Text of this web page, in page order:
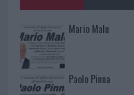
Mario Malu
Paolo Pinna